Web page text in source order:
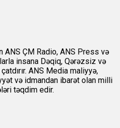
ANS ÇM Radio, ANS Press və
insana Dəqiq, Qərəzsiz və
ANS Media maliyyə,
və idmandan ibarət olan milli
təqdim edir.